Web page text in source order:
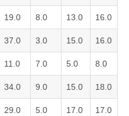
19.0 8.0 13.0 16.0
37.0 3.0 15.0 16.0
11.0 7.0 5.0 8.0
34.0 9.0 15.0 18.0
29.0 5.0 17.0 17.0